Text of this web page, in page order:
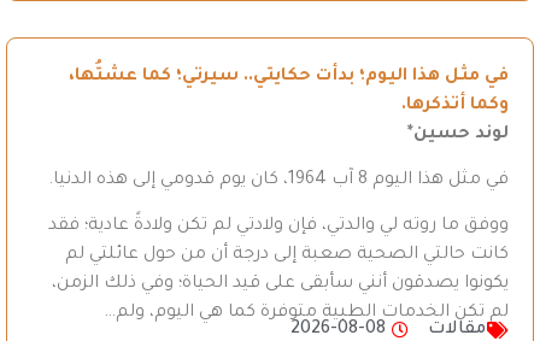
في مثل هذا اليوم؛ بدأت حكايتي.. سيرتي؛ كما عشتُها،
وكما أتذكرها.
لوند حسين*
في مثل هذا اليوم 8 آب 1964، كان يوم قدومي إلى هذه الدنيا.
ووفق ما روته لي والدتي، فإن ولادتي لم تكن ولادةً عادية؛ فقد
كانت حالتي الصحية صعبة إلى درجة أن من حول عائلتي لم
يكونوا يصدقون أنني سأبقى على قيد الحياة؛ وفي ذلك الزمن،
لم تكن الخدمات الطبية متوفرة كما هي اليوم، ولم…
مقالات
2026-08-08